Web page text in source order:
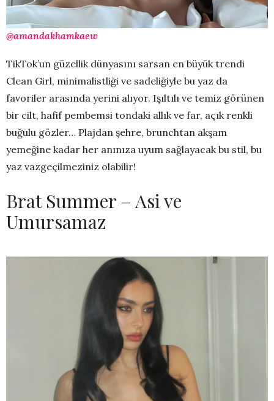
@amandakhamkaew
TikTok’un güzellik dünyasını sarsan en büyük trendi
Clean Girl, minimalistliği ve sadeliğiyle bu yaz da
favoriler arasında yerini alıyor. Işıltılı ve temiz görünen
bir cilt, hafif pembemsi tondaki allık ve far, açık renkli
buğulu gözler… Plajdan şehre, brunchtan akşam
yemeğine kadar her anınıza uyum sağlayacak bu stil, bu
yaz vazgeçilmeziniz olabilir!
Brat Summer – Asi ve
Umursamaz